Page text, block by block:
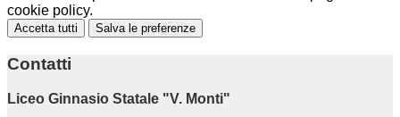
cookie policy.
Accetta tutti Salva le preferenze
Contatti
Liceo Ginnasio Statale "V. Monti"